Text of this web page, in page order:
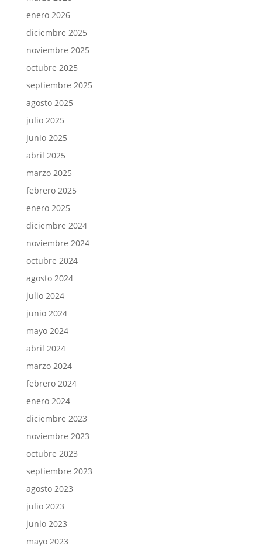
enero 2026
diciembre 2025
noviembre 2025
octubre 2025
septiembre 2025
agosto 2025
julio 2025
junio 2025
abril 2025
marzo 2025
febrero 2025
enero 2025
diciembre 2024
noviembre 2024
octubre 2024
agosto 2024
julio 2024
junio 2024
mayo 2024
abril 2024
marzo 2024
febrero 2024
enero 2024
diciembre 2023
noviembre 2023
octubre 2023
septiembre 2023
agosto 2023
julio 2023
junio 2023
mayo 2023